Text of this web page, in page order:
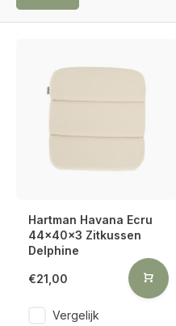
Hartman Havana Ecru
44x40x3 Zitkussen
Delphine
€21,00
Vergelijk